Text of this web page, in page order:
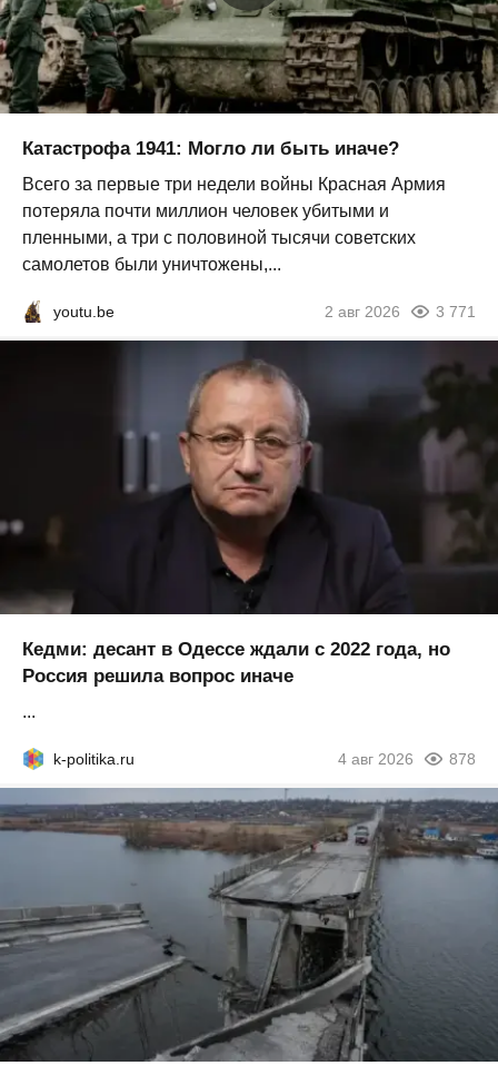
Катастрофа 1941: Могло ли быть иначе?
Всего за первые три недели войны Красная Армия
потеряла почти миллион человек убитыми и
пленными, а три с половиной тысячи советских
самолетов были уничтожены,...
youtu.be 2 авг 2026 3 771
Кедми: десант в Одессе ждали с 2022 года, но
Россия решила вопрос иначе
...
k-politika.ru 4 авг 2026 878